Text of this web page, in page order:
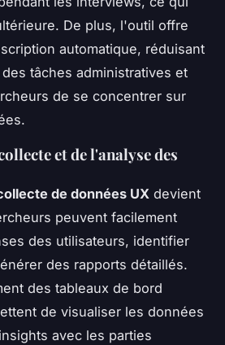
De plus, l'outil offre
automatique, réduisant
tâches administratives et
de se concentrer sur
et de l'analyse des
de données UX devient
peuvent facilement
des utilisateurs, identifier
des rapports détaillés.
des tableaux de bord
de visualiser les données
avec les parties